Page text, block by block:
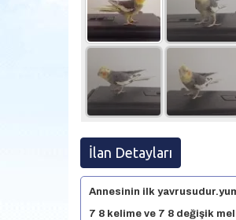
İlan Detayları
Annesinin ilk
7 8 kelime ve 7 8 değişik